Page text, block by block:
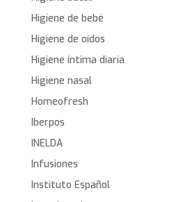
Higiene de bebé
Higiene de oídos
Higiene íntima diaria
Higiene nasal
Homeofresh
Iberpos
INELDA
Infusiones
Instituto Español